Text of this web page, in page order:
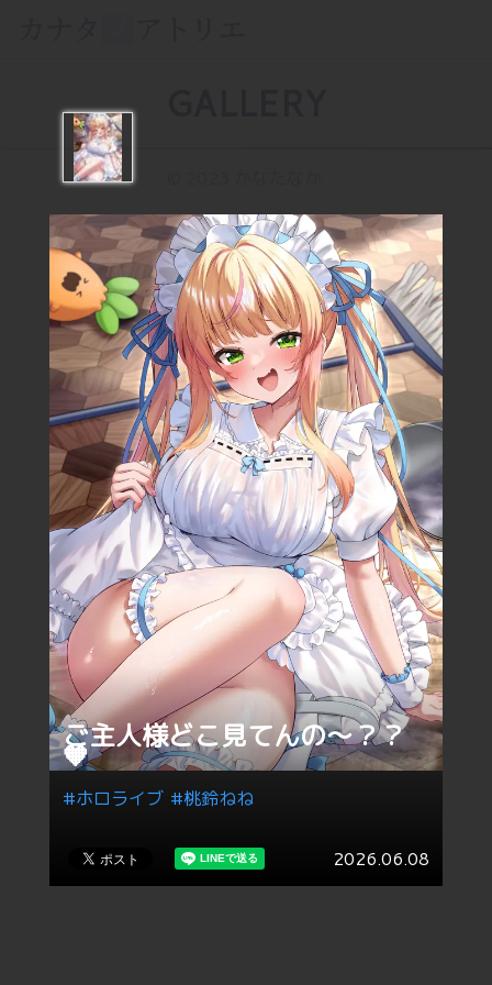
ご主人様どこ見てんの～？？
🧡
#ホロライブ #桃鈴ねね
2026.06.08